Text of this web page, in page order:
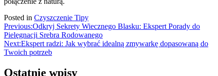
Posted in Czyszczenie Tipy
Nawigacja
wpisu
Previous:Odkryj Sekrety Wiecznego Blasku: Ekspert Porady do
Pielęgnacji Srebra Rodowanego
Next:Ekspert radzi: Jak wybrać idealną zmywarkę dopasowaną do
Twoich potrzeb
Ostatnie wpisy